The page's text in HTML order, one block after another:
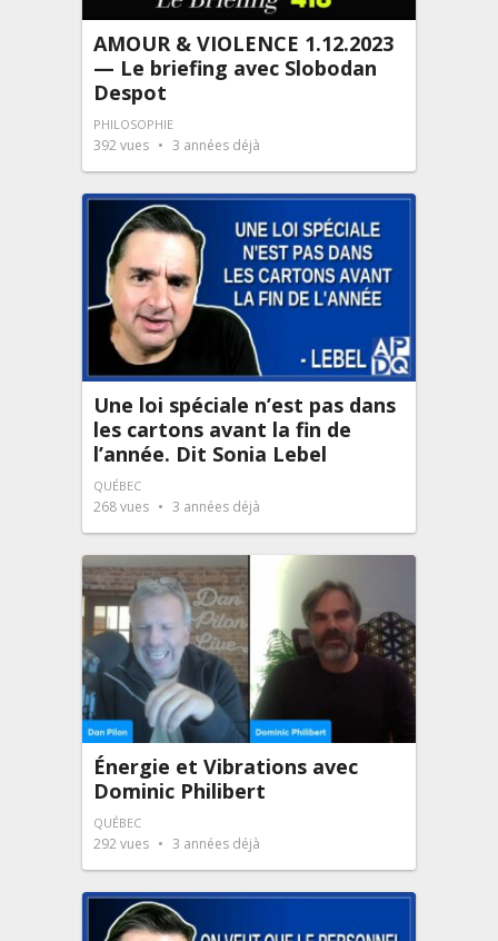
AMOUR & VIOLENCE 1.12.2023
— Le briefing avec Slobodan
Despot
PHILOSOPHIE
392vues 3 années déjà
Une loi spéciale n’est pas dans
les cartons avant la fin de
l’année. Dit Sonia Lebel
QUÉBEC
268vues 3 années déjà
Énergie et Vibrations avec
Dominic Philibert
QUÉBEC
292vues 3 années déjà